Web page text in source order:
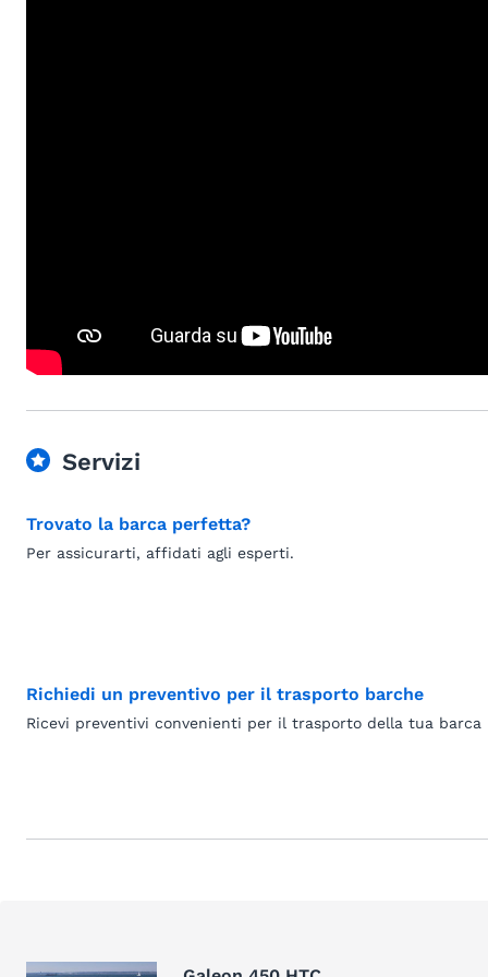
Servizi
Trovato la barca perfetta?
Per assicurarti, affidati agli esperti.
Richiedi un preventivo per il trasporto barche
Ricevi preventivi convenienti per il trasporto della tua barca